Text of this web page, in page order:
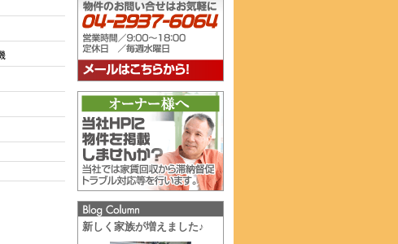
新しく家族が増えました♪